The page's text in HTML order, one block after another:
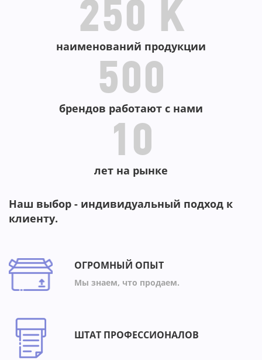
250 K
наименований продукции
500
брендов работают с нами
10
лет на рынке
Наш выбор - индивидуальный подход к
клиенту.
ОГРОМНЫЙ ОПЫТ
Мы знаем, что продаем.
ШТАТ ПРОФЕССИОНАЛОВ